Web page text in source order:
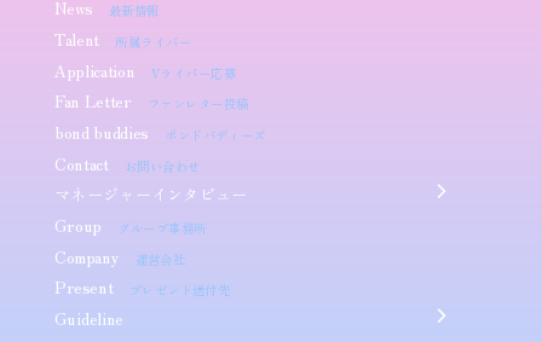
News 最新情報
Talent 所属ライバー
Application Vライバー応募
Fan Letter ファンレター投稿
bond buddies ボンドバディーズ
Contact お問い合わせ
マネージャーインタビュー
Group
グループ事務所
Company 運営会社
Present プレゼント送付先
Guideline